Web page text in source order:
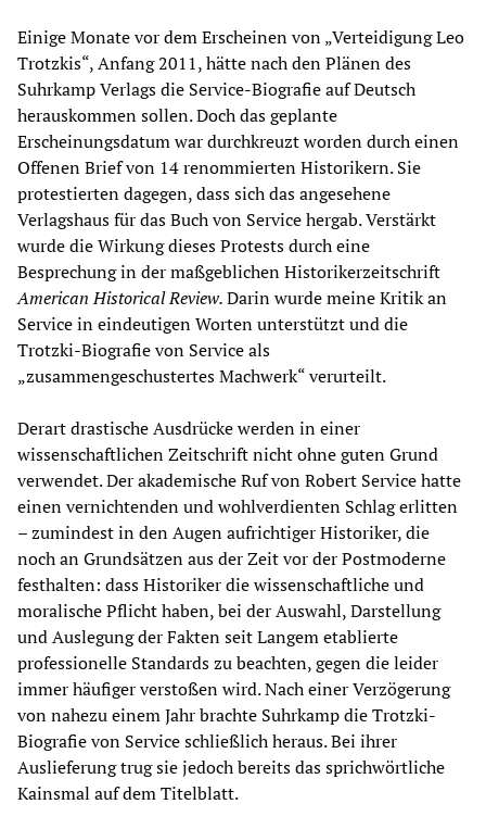
Einige Monate vor dem Erscheinen von „Verteidigung Leo
Trotzkis“, Anfang 2011, hätte nach den Plänen des
Suhrkamp Verlags die Service-Biografie auf Deutsch
herauskommen sollen. Doch das geplante
Erscheinungsdatum war durchkreuzt worden durch einen
Offenen Brief von 14 renommierten Historikern. Sie
protestierten dagegen, dass sich das angesehene
Verlagshaus für das Buch von Service hergab. Verstärkt
wurde die Wirkung dieses Protests durch eine
Besprechung in der maßgeblichen Historikerzeitschrift
American Historical Review.Darin wurde meine Kritik an
Service in eindeutigen Worten unterstützt und die
Trotzki-Biografie von Service als
„zusammengeschustertes Machwerk“ verurteilt.
Derart drastische Ausdrücke werden in einer
wissenschaftlichen Zeitschrift nicht ohne guten Grund
verwendet. Der akademische Ruf von Robert Service hatte
einen vernichtenden und wohlverdienten Schlag erlitten
– zumindest in den Augen aufrichtiger Historiker, die
noch an Grundsätzen aus der Zeit vor der Postmoderne
festhalten: dass Historiker die wissenschaftliche und
moralische Pflicht haben, bei der Auswahl, Darstellung
und Auslegung der Fakten seit Langem etablierte
professionelle Standards zu beachten, gegen die leider
immer häufiger verstoßen wird. Nach einer Verzögerung
von nahezu einem Jahr brachte Suhrkamp die Trotzki-
Biografie von Service schließlich heraus. Bei ihrer
Auslieferung trug sie jedoch bereits das sprichwörtliche
Kainsmal auf dem Titelblatt.